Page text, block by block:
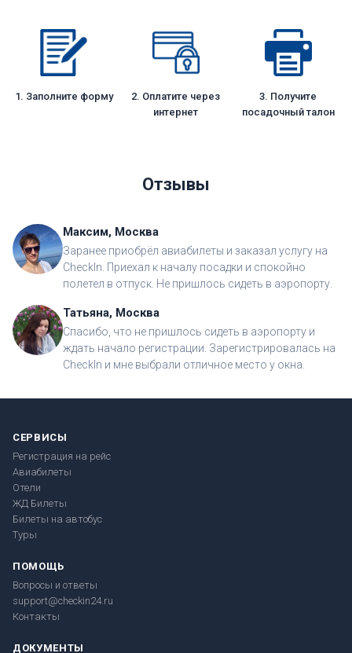
1. Заполните форму
2. Оплатите через
интернет
3. Получите
посадочный талон
Отзывы
Максим, Москва
Заранее приобрёл авиабилеты и заказал услугу на
CheckIn. Приехал к началу посадки и спокойно
полетел в отпуск. Не пришлось сидеть в аэропорту.
Татьяна, Москва
Спасибо, что не пришлось сидеть в аэропорту и
ждать начало регистрации. Зарегистрировалась на
CheckIn и мне выбрали отличное место у окна.
СЕРВИСЫ
Регистрация на рейс
Авиабилеты
Отели
ЖД Билеты
Билеты на автобус
Туры
ПОМОЩЬ
Вопросы и ответы
support@checkin24.ru
Контакты
ДОКУМЕНТЫ